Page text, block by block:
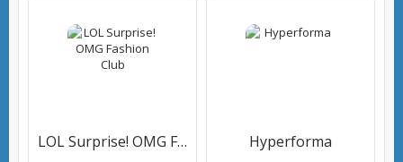
LOL Surprise! OMG Fashion Club Hyperforma